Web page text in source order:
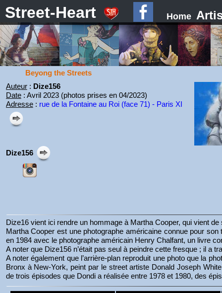
Street-Heart Home
Beyong the Streets
Auteur: Dize156
Date: Avril 2023 (photos prises en 04/2023)
Adresse: rue de la Fontaine au Roi (face 71) - Paris XI
Dize156
Dize16 vient ici rendre un hommage à Martha Cooper, qui vient
Martha Cooper est une photographe américaine connue pour
en 1984 avec le photographe américain Henry Chalfant, un livre
A noter que Dize156 n’était pas seul à peindre cette fresque ; il a
A noter également que l’arrière-plan reproduit une photo que la
Bronx à New-York, peint par le street artiste Donald Joseph
de trois épisodes que Dondi a réalisée entre 1978 et 1980, des